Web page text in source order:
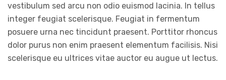
vestibulum sed arcu non odio euismod lacinia. In tellus
integer feugiat scelerisque. Feugiat in fermentum
posuere urna nec tincidunt praesent. Porttitor rhoncus
dolor purus non enim praesent elementum facilisis. Nisi
scelerisque eu ultrices vitae auctor eu augue ut lectus.